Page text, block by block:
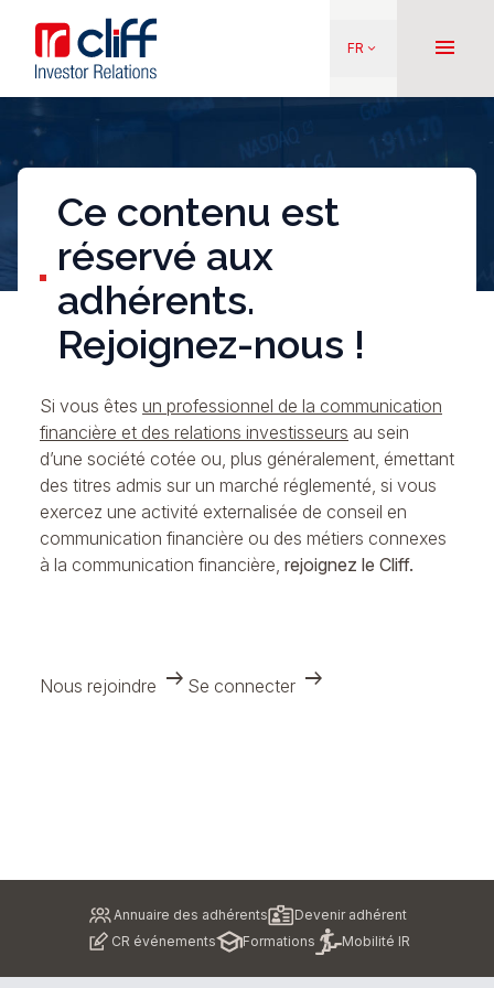
contenu
principal
Aller directement au contenu
FR keyboard_arrow_down menu
Ce contenu est
réservé aux
adhérents.
Rejoignez-nous !
Si vous êtes un professionnel de la communication
financière et des relations investisseurs au sein
d’une société cotée ou, plus généralement, émettant
des titres admis sur un marché réglementé, si vous
exercez une activité externalisée de conseil en
communication financière ou des métiers connexes
à la communication financière, rejoignez le Cliff.
Nous rejoindre arrow_right_alt Se connecter arrow_right_alt
Annuaire des adhérents
Devenir adhérent
CR événements
Formations Mobilité IR